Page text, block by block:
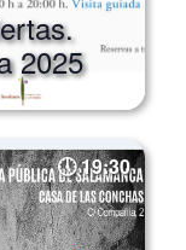
19:30